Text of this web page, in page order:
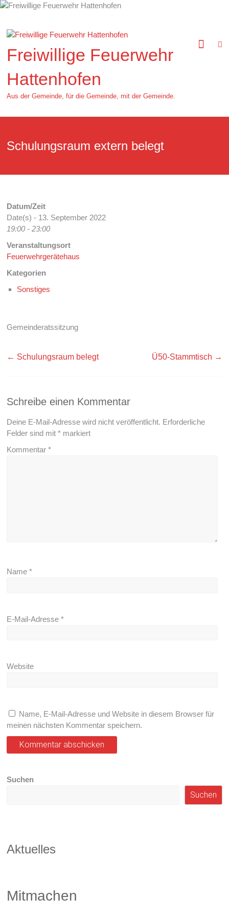
Zum
springen
Freiwillige Feuerwehr
Hattenhofen
Aus der Gemeinde, für die Gemeinde, mit der Gemeinde.
Schulungsraum extern belegt
Datum/Zeit
Date(s) - 13. September 2022
19:00 - 23:00
Veranstaltungsort
Feuerwehrgerätehaus
Kategorien
Sonstiges
Gemeinderatssitzung
← Schulungsraum belegt Ü50-Stammtisch →
Schreibe einen Kommentar
Deine E-Mail-Adresse wird nicht veröffentlicht. Erforderliche
Felder sind mit* markiert
Kommentar*
Name*
E-Mail-Adresse*
Website
Name, E-Mail-Adresse und Website in diesem Browser für
meinen nächsten Kommentar speichern.
Suchen
Suchen
Aktuelles
Mitmachen